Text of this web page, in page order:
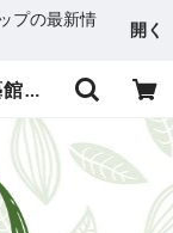
プの最新情
開く
『文山包種茶』 | 台湾茶藝館 台湾茶カフェ 狐月庵